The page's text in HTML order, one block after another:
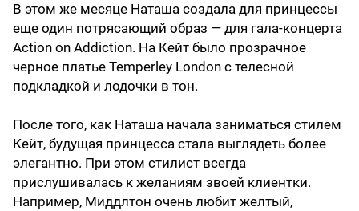
В этом же месяце Наташа создала для принцессы
еще один потрясающий образ — для гала-концерта
Action on Addiction. На Кейт было прозрачное
черное платье Temperley London с телесной
подкладкой и лодочки в тон.
После того, как Наташа начала заниматься стилем
Кейт, будущая принцесса стала выглядеть более
элегантно. При этом стилист всегда
прислушивалась к желаниям звоей клиентки.
Например, Миддлтон очень любит желтый,